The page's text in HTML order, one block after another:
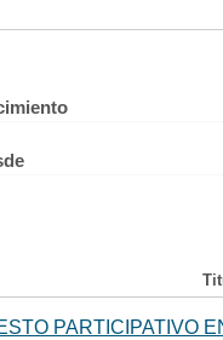
PARTICIPATIVO